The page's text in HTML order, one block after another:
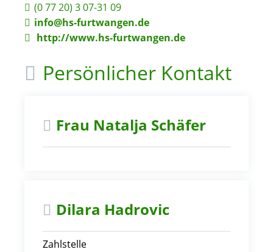
(0 77 20) 3 07-31 09
info@hs-furtwangen.de
http://www.hs-furtwangen.de
Persönlicher Kontakt
Frau Natalja Schäfer
Dilara Hadrovic
Zahlstelle